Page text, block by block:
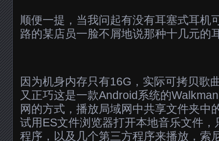
顺便一提，当我问起有没有耳塞式耳机
路的某店员一脸不屑地说那种十几元的
因为机身内存只有16G，实际可拷贝歌
又正巧这是一款Android系统的
网的方式，播放局域网中共享文件夹中
试用ES文件浏览器打开本地音乐文件
程序，以及几个第三方程序来播放，索